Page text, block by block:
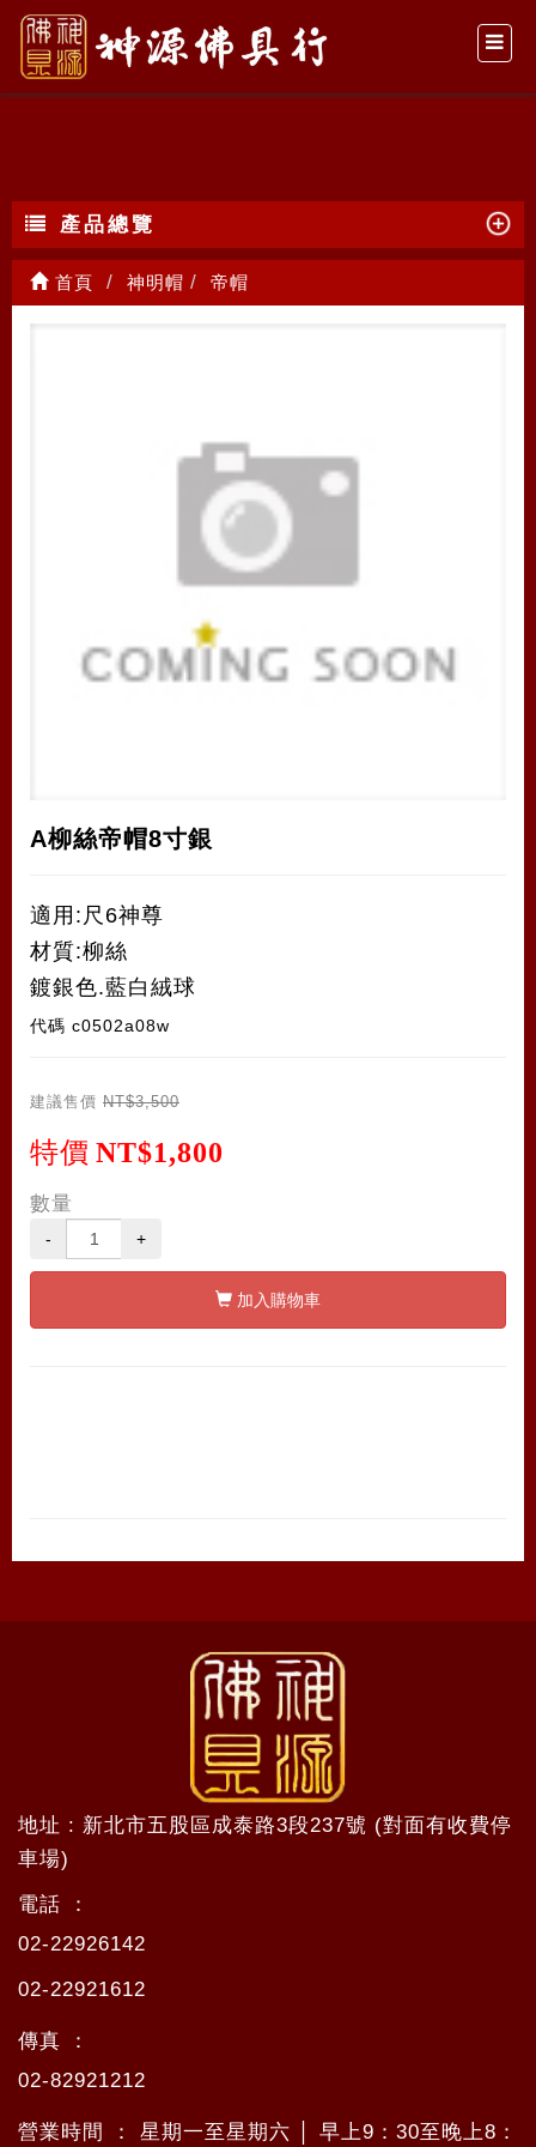
帝帽
產品總覽
首頁 神明帽 帝帽
A柳絲帝帽8寸銀
適用:尺6神尊
材質:柳絲
鍍銀色.藍白絨球
代碼 c0502a08w
建議售價 NT$3,500
特價 NT$1,800
數量
- +
加入購物車
地址 : 新北市五股區成泰路3段237號 (對面有收費停
車場)
電話 ：
02-22926142
02-22921612
傳真 ：
02-82921212
營業時間 ： 星期一至星期六 │ 早上9：30至晚上8：